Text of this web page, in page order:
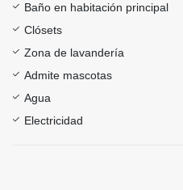
Baño en habitación principal
Clósets
Zona de lavandería
Admite mascotas
Agua
Electricidad